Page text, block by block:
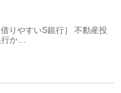
りやすいS銀行］ 不動産投
か…